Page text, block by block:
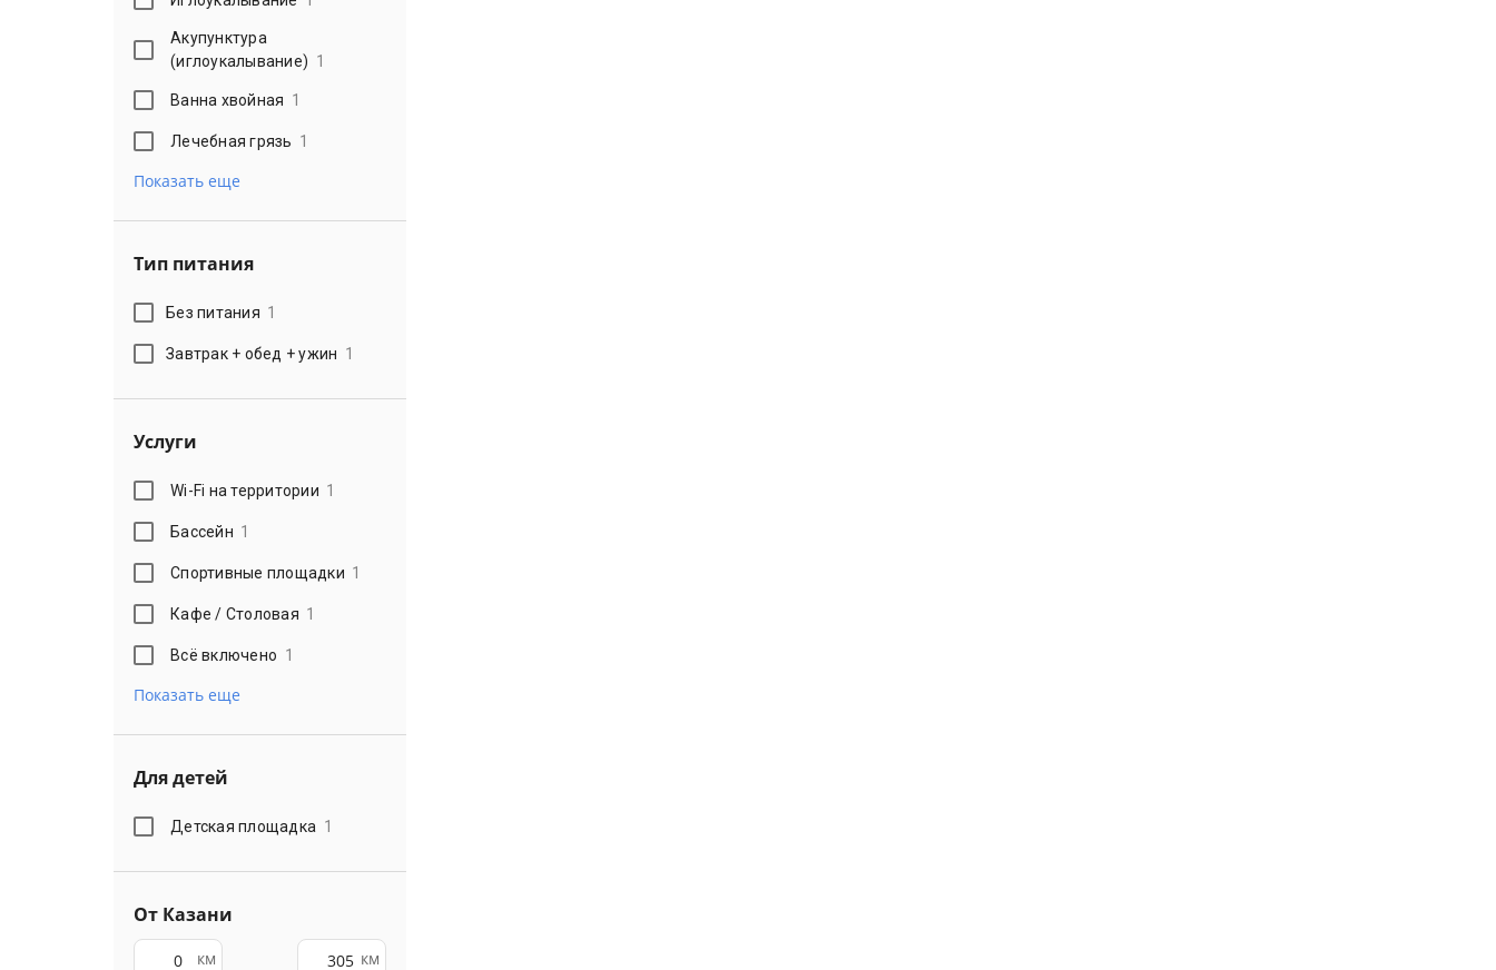
Акупунктура
(иглоукалывание) 1
Ванна хвойная 1
Лечебная грязь 1
Показать еще
Тип питания
Без питания 1
Завтрак + обед + ужин 1
Услуги
Wi-Fi на территории 1
Бассейн 1
Спортивные площадки 1
Кафе / Столовая 1
Всё включено 1
Показать еще
Для детей
Детская площадка 1
От Казани
км км